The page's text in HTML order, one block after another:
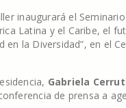
inaugurará el
Latina y el Caribe, el
en la Diversidad”, en el
Gabriela
de prensa a